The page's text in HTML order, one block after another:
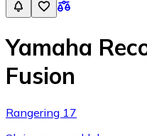
Yamaha
Fusion
Rangering 17